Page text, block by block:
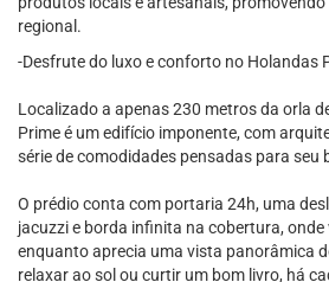
regional.
-Desfrute do luxo e conforto no Holandas
Localizado a apenas 230 metros da orla
Prime é um edifício imponente, com
série de comodidades pensadas para seu
O prédio conta com portaria 24h, uma
jacuzzi e borda infinita na cobertura,
enquanto aprecia uma vista panorâmica
relaxar ao sol ou curtir um bom livro, há